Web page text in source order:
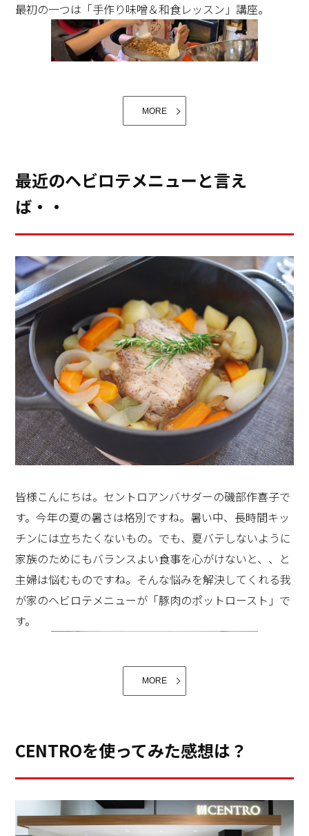
食卓を囲みながらの会話は、初めて会った生徒さん同志
でも不思議に打ち解けあって、帰るころには「楽しかっ
たです。またお会いしましょうね」と笑顔でいっぱいに
レッスンにありました。「人と繋がる食事とは、一期一
会のおもてなし」招く方も招かれる方も人生においてそ
とで幸福を感じる至福の時間ですね。皆様にそんな幸福
感を感じていただけるよう、これからも精進していかな
教室用に作った紅茶と珈琲のコーナー。 教室が終わって
それぞれの分を入れるだけなので、普段は遠慮しがちな
アシスタントさんも飲んでくれます。 そして、今も原稿
を書きながら、カフェラテを愉しんでいます。
一杯のコーヒーや紅茶がもたらす気分転換や癒しの効果
って本当にあるんだなあ、と感じる毎日です。
さあ、明日も頑張ろう！と、リフレッシュされ眠りにつ
く。ささやかな楽しみですが、これが私の毎日のルーテ
ィ―ンです。
・CENTROの詳細はこちら
https://cleanup.jp/kitchen/centro/
最初の一つは「手作り味噌＆和食レッスン」講座。
1300年の歴史がある日本の伝統調味料である味噌。ど
の家にもお味噌があると思いますが、最近の食生活の変
し、レッスンを開催することを決意しました。今まで、
自分で味噌を仕込んだり、自分が味噌作り教室に参加す
ることはあっても、教室で味噌作りレッスンを開催した
ことはなく、自分にとっても一つのチャレンジでした。
豆腐マイスターでもあるので、そちらのご縁から、お味
噌作りの材料は、福井のマルカワ味噌さんにお願いしま
した。
大豆、麹、塩というシンプルな材料から作られる味噌。
それだけに、材料は有機にこだわり、売っている味噌と
MORE
最近のヘビロテメニューと言え
ば・・
皆様こんにちは。セントロアンバサダーの磯部作喜子で
す。今年の夏の暑さは格別ですね。暑い中、長時間キッ
チンには立ちたくないもの。でも、夏バテしないように
家族のためにもバランスよい食事を心がけないと、、と
主婦は悩むものですね。そんな悩みを解決してくれる我
が家のヘビロテメニューが「豚肉のポットロースト」で
す。
レッスンでも使っていたバーミキュラライスポットが家
MORE
CENTROを使ってみた感想は？